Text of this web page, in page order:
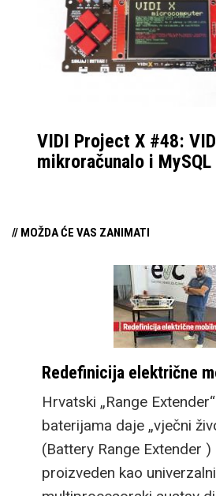
VIDI Project X #48:
mikroračunalo i
// MOŽDA ĆE VAS ZANIMATI
Redefinicija električne
Hrvatski „Range
baterijama daje „vječni
(Battery Range Extender
proizveden kao